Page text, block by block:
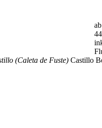
ab
(Caleta de Fuste) Castillo